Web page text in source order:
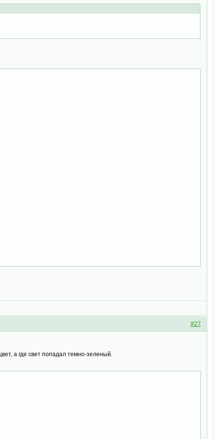
#27
а где свет попадал темно-зеленый.